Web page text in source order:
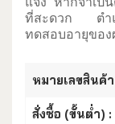
ที่สะดวก ต
ทดสอบอายุขอ
หมายเลขสินค้
สั่งซื้อ (ขั้นต่ำ) :